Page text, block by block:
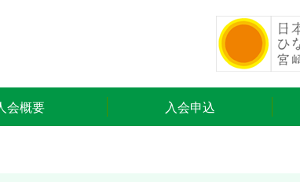
会概要 入会申込